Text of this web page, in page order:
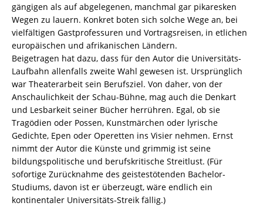
gängigen als auf abgelegenen, manchmal gar pikaresken
Wegen zu lauern. Konkret boten sich solche Wege an, bei
vielfältigen Gastprofessuren und Vortragsreisen, in etlichen
europäischen und afrikanischen Ländern.
Beigetragen hat dazu, dass für den Autor die Universitäts-
Laufbahn allenfalls zweite Wahl gewesen ist. Ursprünglich
war Theaterarbeit sein Berufsziel. Von daher, von der
Anschaulichkeit der Schau-Bühne, mag auch die Denkart
und Lesbarkeit seiner Bücher herrühren. Egal, ob sie
Tragödien oder Possen, Kunstmärchen oder lyrische
Gedichte, Epen oder Operetten ins Visier nehmen. Ernst
nimmt der Autor die Künste und grimmig ist seine
bildungspolitische und berufskritische Streitlust. (Für
sofortige Zurücknahme des geistestötenden Bachelor-
Studiums, davon ist er überzeugt, wäre endlich ein
kontinentaler Universitäts-Streik fällig.)